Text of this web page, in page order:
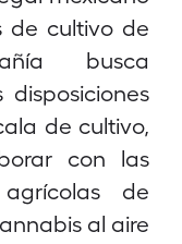
de cultivo de
busca
de cultivo,
con las
agrícolas de
al aire